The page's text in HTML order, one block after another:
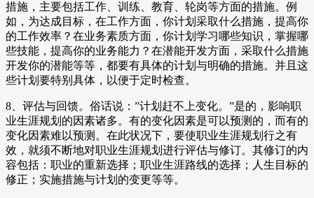
措施，主要包括工作、训练、教育、轮岗等方面的措施。例
如，为达成目标，在工作方面，你计划采取什么措施，提高你
的工作效率？在业务素质方面，你计划学习哪些知识，掌握哪
些技能，提高你的业务能力？在潜能开发方面，采取什么措施
开发你的潜能等等，都要有具体的计划与明确的措施。并且这
些计划要特别具体，以便于定时检查。
8、评估与回馈。俗话说：”计划赶不上变化。”是的，影响职
业生涯规划的因素诸多。有的变化因素是可以预测的，而有的
变化因素难以预测。在此状况下，要使职业生涯规划行之有
效，就须不断地对职业生涯规划进行评估与修订。其修订的内
容包括：职业的重新选择；职业生涯路线的选择；人生目标的
修正；实施措施与计划的变更等等。